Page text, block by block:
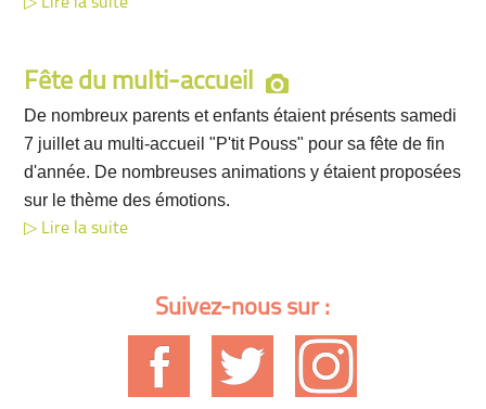
Fête du multi-accueil
De nombreux parents et enfants étaient présents samedi
7 juillet au multi-accueil "P'tit Pouss" pour sa fête de fin
d'année. De nombreuses animations y étaient proposées
sur le thème des émotions.
Lire la suite
Suivez-nous sur :